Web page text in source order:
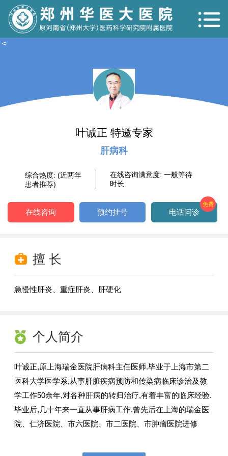
<
叶诚正 特邀专家
肝病科
综合热度: (近两年
患者推荐)
在线咨询满意度: 一般等待
时长:
在线咨询 预约挂号 电话问诊
免费
擅 长
急慢性肝炎、重症肝炎、肝硬化
个人简介
叶诚正,原上海瑞金医院肝病科主任医师.毕业于上海市第二
医科大学医学系,从事肝脏疾病预防和传染病临床诊治及教
学工作50余年,对各种肝病的转归治疗,有着丰富的临床经验.
毕业后,几十年来一直从事肝病工作.曾先后在上海的瑞金医
院、仁济医院、市六医院、市二医院、市肿瘤医院进修